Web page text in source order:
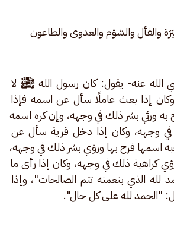
والفأل والشؤم والعدوى والطاعون
الله عنه- يقول: كان رسول الله ﷺ لا
إذا بعث عاملًا سأل عن اسمه فإذا
ورئي بشر ذلك في وجهه، وإن كره اسمه
في وجهه، وكان إذا دخل قرية سأل عن
اسمها فرح بها ورؤي بشر ذلك في وجهه،
كراهية ذلك في وجهه، وكان إذا رأى ما
لله الذي بنعمته تتم الصالحات"، وإذا
"الحمد لله على كل حال".